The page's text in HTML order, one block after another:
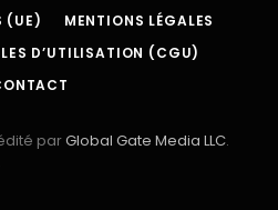
(UE)
MENTIONS LÉGALES
D’UTILISATION (CGU)
parGlobal Gate Media LLC.